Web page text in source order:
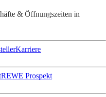
& Öffnungszeiten in
Karriere
REWE Prospekt